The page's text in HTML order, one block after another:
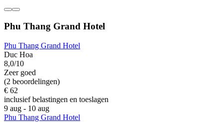
Phu Thang Grand Hotel
Phu Thang Grand Hotel
Duc Hoa
8,0/10
Zeer goed
(2 beoordelingen)
€ 62
inclusief belastingen en toeslagen
9 aug - 10 aug
Phu Thang Grand Hotel